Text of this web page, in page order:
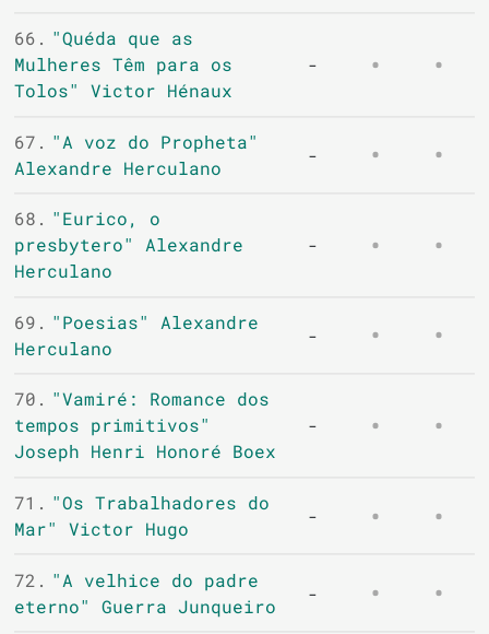
66. "Quéda que as
Mulheres Têm para os
Tolos" Victor Hénaux
-
67. "A voz do Propheta"
Alexandre Herculano
-
68. "Eurico, o
presbytero" Alexandre
Herculano
-
69. "Poesias" Alexandre
Herculano
-
70. "Vamiré: Romance dos
tempos primitivos"
Joseph Henri Honoré Boex
-
71. "Os Trabalhadores do
Mar" Victor Hugo
-
72. "A velhice do padre
eterno" Guerra Junqueiro
-